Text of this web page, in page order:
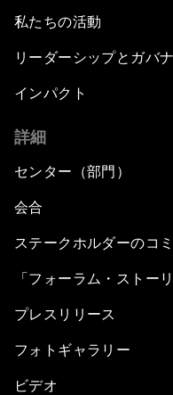
私たちの活動
リーダーシップとガバ
インパクト
詳細
センター（部門）
会合
ステークホルダーのコ
「フォーラム・ストーリ
プレスリリース
フォトギャラリー
ビデオ